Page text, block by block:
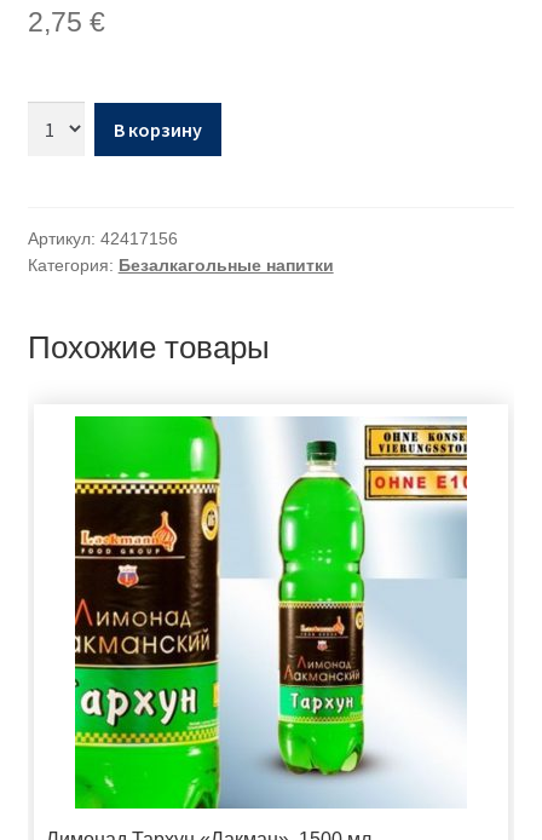
2,75 €
В корзину
Артикул: 42417156
Категория: Безалкагольные напитки
Похожие товары